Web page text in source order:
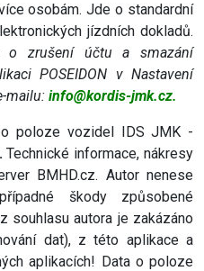
osobám. Jde o standardní
jízdních dokladů.
o zrušení účtu a smazání
POSEIDON v Nastavení
mailu: info@kordis-jmk.cz.
poloze vozidel IDS JMK -
Technické informace, nákresy
BMHD.cz. Autor nenese
škody způsobené
souhlasu autora je zakázáno
dat), z této aplikace a
aplikacích! Data o poloze